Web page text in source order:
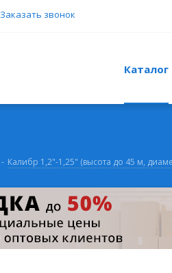
Заказать звонок
Каталог
- Калибр 1,2"-1,25" (высота до 45 м,